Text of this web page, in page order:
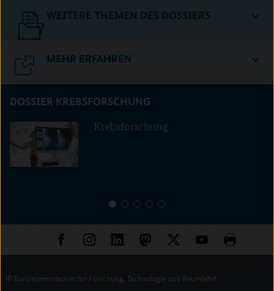
WEITERE THEMEN DES DOSSIERS
MEHR ERFAHREN
DOSSIER KREBSFORSCHUNG
Krebsforschung
1 2 3 4 5
© Bundesministerium für Forschung, Technologie und Raumfahrt